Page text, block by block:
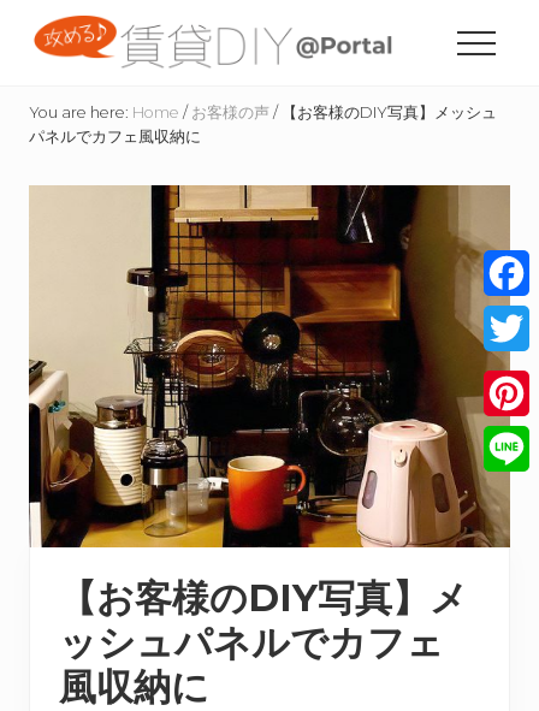
Menu
sidebar
貸
住
の
サ
イ
ト
Menu
You are here: Home / お客様の声 / 【お客様のDIY写真】メッシュ
パネルでカフェ風収納に
【お客様のDIY写真】メ
ッシュパネルでカフェ
風収納に
Line